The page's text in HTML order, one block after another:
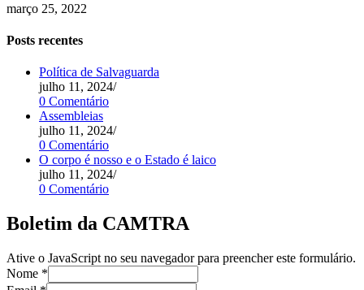
março 25, 2022
Posts recentes
Política de Salvaguarda
julho 11, 2024/
0 Comentário
Assembleias
julho 11, 2024/
0 Comentário
O corpo é nosso e o Estado é laico
julho 11, 2024/
0 Comentário
Boletim da CAMTRA
Ative o JavaScript no seu navegador para preencher este formulário.
Nome *